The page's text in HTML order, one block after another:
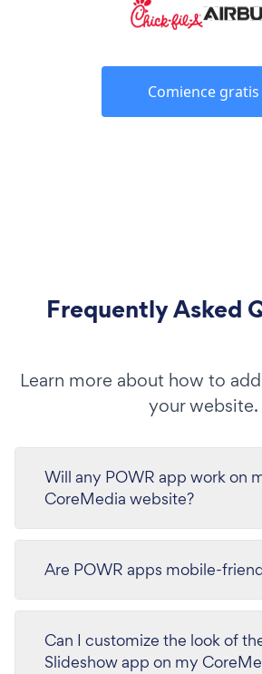
Comience gratis
Frequently Asked
Learn more about how to
your website.
Will any POWR app work on
CoreMedia website?
Are POWR apps mobile-
Can I customize the look of
Slideshow app on my